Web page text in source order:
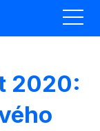
2020: